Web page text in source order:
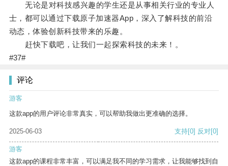
无论是对科技感兴趣的学生还是从事相关行业的专业人
士，都可以通过下载原子加速器App，深入了解科技的前沿
动态，体验创新科技带来的乐趣。
赶快下载吧，让我们一起探索科技的未来！。
#37#
评论
游客
这款app的用户评论非常真实，可以帮助我做出更准确的选择。
2025-06-03 支持[0] 反对[0]
游客
这款app的课程非常丰富，可以满足我不同的学习需求，让我能够找到自